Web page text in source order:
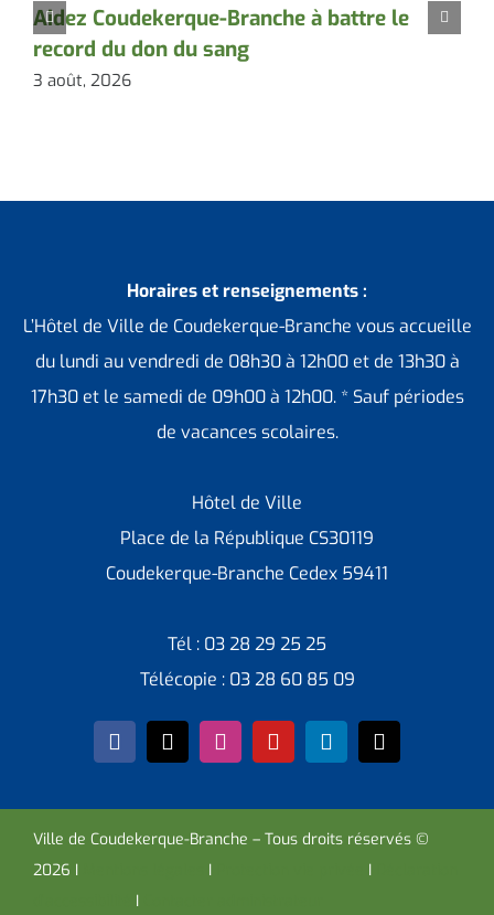
Aidez Coudekerque-Branche à battre le
record du don du sang
3 août, 2026
Horaires et renseignements :
L’Hôtel de Ville de Coudekerque-Branche vous accueille
du lundi au vendredi de 08h30 à 12h00 et de 13h30 à
17h30 et le samedi de 09h00 à 12h00. * Sauf périodes
de vacances scolaires.
Hôtel de Ville
Place de la République CS30119
Coudekerque-Branche Cedex 59411
Tél : 03 28 29 25 25
Télécopie : 03 28 60 85 09
Ville de Coudekerque-Branche – Tous droits réservés ©
2026 I
I I
I